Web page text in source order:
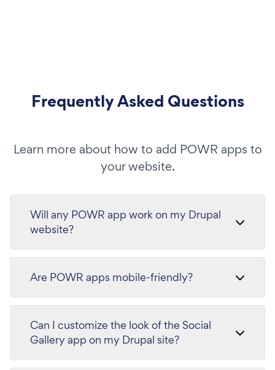
Frequently Asked Questions
Learn more about how to add POWR apps to
your website.
Will any POWR app work on my Drupal
website?
Are POWR apps mobile-friendly?
Can I customize the look of the Social
Gallery app on my Drupal site?